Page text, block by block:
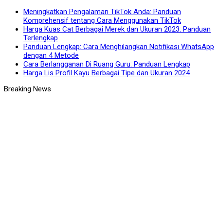
Meningkatkan Pengalaman TikTok Anda: Panduan
Komprehensif tentang Cara Menggunakan TikTok
Harga Kuas Cat Berbagai Merek dan Ukuran 2023: Panduan
Terlengkap
Panduan Lengkap: Cara Menghilangkan Notifikasi WhatsApp
dengan 4 Metode
Cara Berlangganan Di Ruang Guru: Panduan Lengkap
Harga Lis Profil Kayu Berbagai Tipe dan Ukuran 2024